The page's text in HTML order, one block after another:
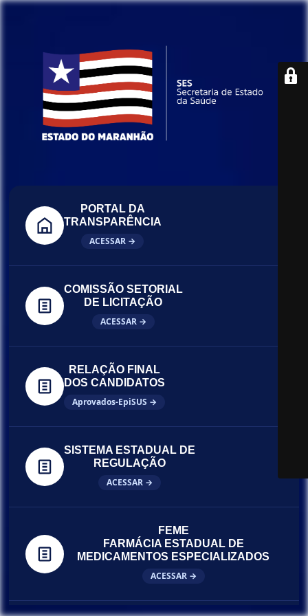
PORTAL DA
TRANSPARÊNCIA
ACESSAR →
COMISSÃO SETORIAL
DE LICITAÇÃO
ACESSAR →
RELAÇÃO FINAL
DOS CANDIDATOS
Aprovados-EpiSUS →
SISTEMA ESTADUAL DE
REGULAÇÃO
ACESSAR →
FEME
FARMÁCIA ESTADUAL DE
MEDICAMENTOS ESPECIALIZADOS
ACESSAR →